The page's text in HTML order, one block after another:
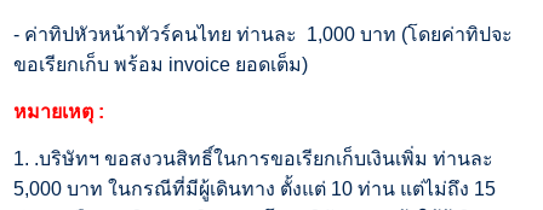
- ค่าทิปหัวหน้าทัวร์คนไทย ท่านละ 1,000 บาท (โดยค่าทิปจะ
ขอเรียกเก็บ พร้อม invoice ยอดเต็ม)
หมายเหตุ :
1. .บริษัทฯ ขอสงวนสิทธิ์ในการขอเรียกเก็บเงินเพิ่ม ท่านละ
5,000 บาท ในกรณีที่มีผู้เดินทาง ตั้งแต่ 10 ท่าน แต่ไม่ถึง 15